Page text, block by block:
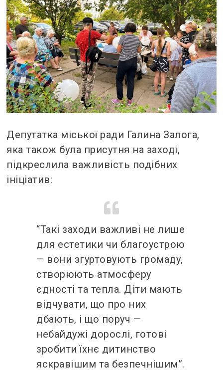
Депутатка міської ради Галина Залога,
яка також була присутня на заході,
підкреслила важливість подібних
ініціатив:
“Такі заходи важливі не лише
для естетики чи благоустрою
— вони згуртовують громаду,
створюють атмосферу
єдності та тепла. Діти мають
відчувати, що про них
дбають, і що поруч —
небайдужі дорослі, готові
зробити їхнє дитинство
яскравішим та безпечнішим”.